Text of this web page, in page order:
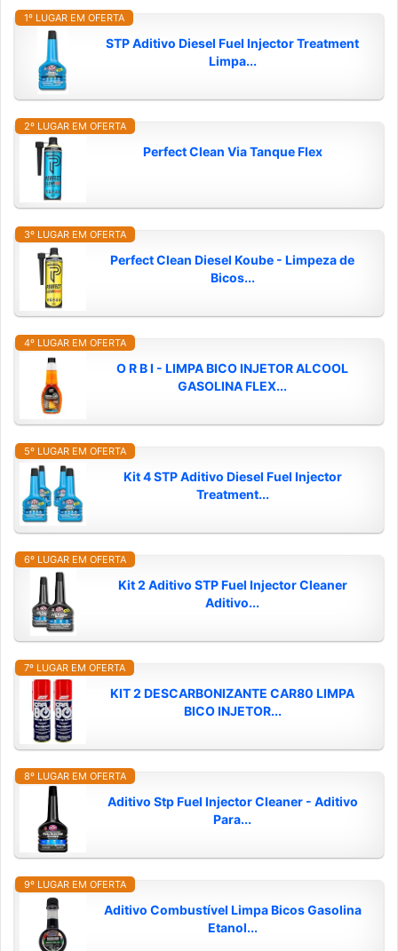
1º LUGAR EM OFERTA
STP Aditivo Diesel Fuel Injector Treatment
Limpa...
2º LUGAR EM OFERTA
Perfect Clean Via Tanque Flex
3º LUGAR EM OFERTA
Perfect Clean Diesel Koube - Limpeza de
Bicos...
4º LUGAR EM OFERTA
O R B I - LIMPA BICO INJETOR ALCOOL
GASOLINA FLEX...
5º LUGAR EM OFERTA
Kit 4 STP Aditivo Diesel Fuel Injector
Treatment...
6º LUGAR EM OFERTA
Kit 2 Aditivo STP Fuel Injector Cleaner
Aditivo...
7º LUGAR EM OFERTA
KIT 2 DESCARBONIZANTE CAR80 LIMPA
BICO INJETOR...
8º LUGAR EM OFERTA
Aditivo Stp Fuel Injector Cleaner - Aditivo
Para...
9º LUGAR EM OFERTA
Aditivo Combustível Limpa Bicos Gasolina
Etanol...